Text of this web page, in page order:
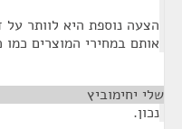
הצעה נוספת היא לוותר
אותם במחירי המוצרים
שלי יחימוביץ
נכון.